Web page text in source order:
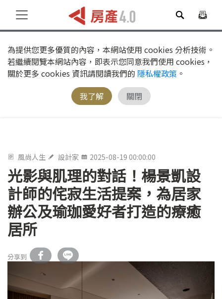
為提供您更多優質的內容，本網站使用 cookies 分析技術。
若繼續閱覽本網站內容，即表示您同意我們使用 cookies，
關於更多 cookies 資訊請閱讀我們的 隱私權政策 。
我了解
關閉
風尚人生 設計家 2025-08-19 00:00:00
光影與肌理的對話！楊景凱設
計師的侘寂生活提案，為居家
辦公及瑜珈愛好者打造的療癒
居所
分享到